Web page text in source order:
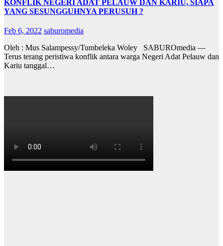
KONFLIK NEGERI ADAT PELAUW DAN KARIU, SIAPA
YANG SESUNGGUHNYA PERUSUH ?
Feb 6, 2022 saburomedia
Oleh : Mus Salampessy/Tumbeleka Woley SABUROmedia —
Terus terang peristiwa konflik antara warga Negeri Adat Pelauw dan
Kariu tanggal…